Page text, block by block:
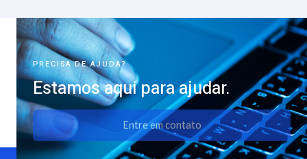
PRECISA DE AJUDA?
Estamos aqui para ajudar.
Entre em contato